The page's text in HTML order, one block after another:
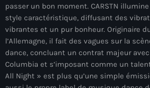
Electronic music
NON STOP MUSIC
09:00 - 12:00
passer un bon moment. CARSTN
style caractéristique, diffusant des
vibrantes et un pur bonheur. Originaire
l’Allemagne, il fait des vagues sur la
dance, concluant un contrat majeur
Columbia et s’imposant comme un
All Night » est plus qu’une simple